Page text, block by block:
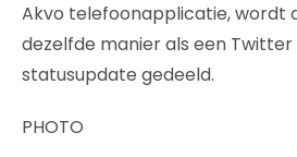
Akvo telefoonapplicatie, wordt
dezelfde manier als een
statusupdate gedeeld.
PHOTO